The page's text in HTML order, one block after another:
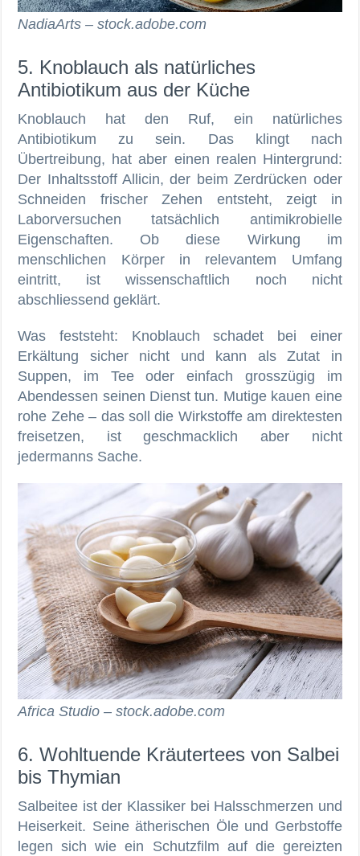
NadiaArts – stock.adobe.com
5. Knoblauch als natürliches
Antibiotikum aus der Küche
Knoblauch hat den Ruf, ein natürliches
Antibiotikum zu sein. Das klingt nach
Übertreibung, hat aber einen realen Hintergrund:
Der Inhaltsstoff Allicin, der beim Zerdrücken oder
Schneiden frischer Zehen entsteht, zeigt in
Laborversuchen tatsächlich antimikrobielle
Eigenschaften. Ob diese Wirkung im
menschlichen Körper in relevantem Umfang
eintritt, ist wissenschaftlich noch nicht
abschliessend geklärt.
Was feststeht: Knoblauch schadet bei einer
Erkältung sicher nicht und kann als Zutat in
Suppen, im Tee oder einfach grosszügig im
Abendessen seinen Dienst tun. Mutige kauen eine
rohe Zehe – das soll die Wirkstoffe am direktesten
freisetzen, ist geschmacklich aber nicht
jedermanns Sache.
Africa Studio – stock.adobe.com
6. Wohltuende Kräutertees von Salbei
bis Thymian
Salbeitee ist der Klassiker bei Halsschmerzen und
Heiserkeit. Seine ätherischen Öle und Gerbstoffe
legen sich wie ein Schutzfilm auf die gereizten